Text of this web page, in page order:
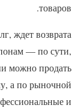
товаров.
ждет возврата
— по сути,
можно продать
а по рыночной
и